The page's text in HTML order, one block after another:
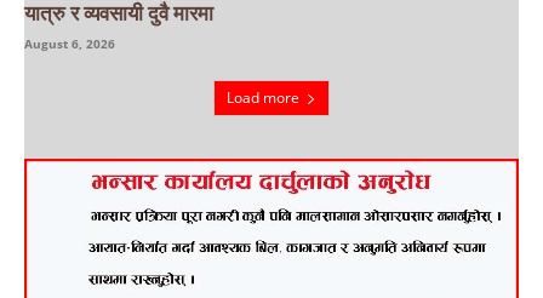
यात्रु र व्यवसायी दुवै मारमा
August 6, 2026
Load more